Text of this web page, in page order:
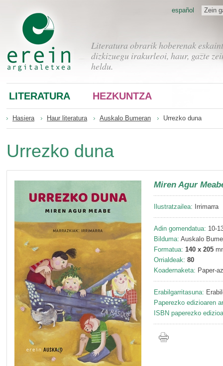
Literatura obrarik hoberenak
dizkizuegu irakurleoi, haur, gazte
heldu.
Zein
español
LITERATURA HEZKUNTZA
Hasiera Haur literatura Auskalo Bumeran Urrezko duna
Urrezko duna
Miren Agur
Ilustratzailea: Irrimarra
Adin gomendatua: 10-
Bilduma: Auskalo
Formatua: 140 x 205
Orrialdeak: 80
Koadernaketa: Paper-
Erabilgarritasuna:
Paperezko edizioaren
ISBN paperezko